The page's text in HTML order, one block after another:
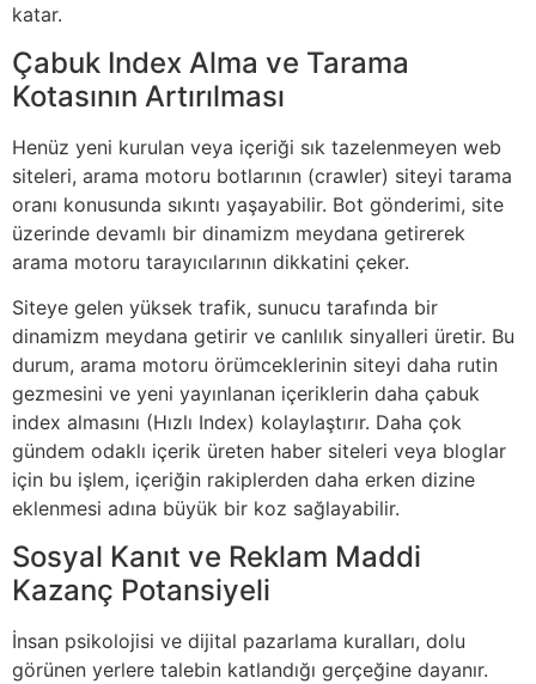
katar.
Çabuk Index Alma ve Tarama
Kotasının Artırılması
Henüz yeni kurulan veya içeriği sık tazelenmeyen web
siteleri, arama motoru botlarının (crawler) siteyi tarama
oranı konusunda sıkıntı yaşayabilir. Bot gönderimi, site
üzerinde devamlı bir dinamizm meydana getirerek
arama motoru tarayıcılarının dikkatini çeker.
Siteye gelen yüksek trafik, sunucu tarafında bir
dinamizm meydana getirir ve canlılık sinyalleri üretir. Bu
durum, arama motoru örümceklerinin siteyi daha rutin
gezmesini ve yeni yayınlanan içeriklerin daha çabuk
index almasını (Hızlı Index) kolaylaştırır. Daha çok
gündem odaklı içerik üreten haber siteleri veya bloglar
için bu işlem, içeriğin rakiplerden daha erken dizine
eklenmesi adına büyük bir koz sağlayabilir.
Sosyal Kanıt ve Reklam Maddi
Kazanç Potansiyeli
İnsan psikolojisi ve dijital pazarlama kuralları, dolu
görünen yerlere talebin katlandığı gerçeğine dayanır.